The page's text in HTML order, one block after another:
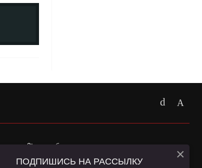
наapp2top.ruобязательна.
Пользователей сайта и сервис «Яндекс
ПОДПИШИСЬ НА РАССЫЛКУ ×